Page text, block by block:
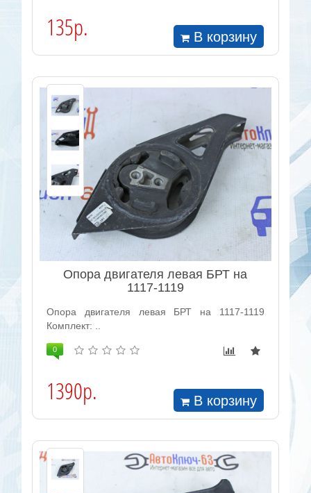
135р. В корзину
Опора двигателя левая БРТ на
1117-1119
Опора двигателя левая БРТ на 1117-1119
Комплект: ..
0
1390р. В корзину